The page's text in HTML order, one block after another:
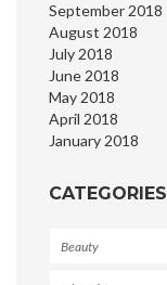
September 2018
August 2018
July 2018
June 2018
May 2018
April 2018
January 2018
CATEGORIES
Beauty